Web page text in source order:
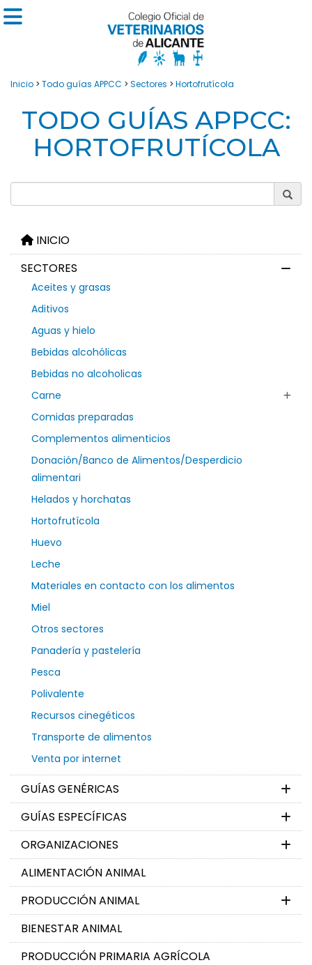
Inicio > Todo guías APPCC > Sectores > Hortofrutícola
TODO GUÍAS APPCC:
HORTOFRUTÍCOLA
INICIO
SECTORES
Aceites y grasas
Aditivos
Aguas y hielo
Bebidas alcohólicas
Bebidas no alcoholicas
Carne
Comidas preparadas
Complementos alimenticios
Donación/Banco de Alimentos/Desperdicio
alimentari
Helados y horchatas
Hortofrutícola
Huevo
Leche
Materiales en contacto con los alimentos
Miel
Otros sectores
Panadería y pastelería
Pesca
Polivalente
Recursos cinegéticos
Transporte de alimentos
Venta por internet
GUÍAS GENÉRICAS
GUÍAS ESPECÍFICAS
ORGANIZACIONES
ALIMENTACIÓN ANIMAL
PRODUCCIÓN ANIMAL
BIENESTAR ANIMAL
PRODUCCIÓN PRIMARIA AGRÍCOLA